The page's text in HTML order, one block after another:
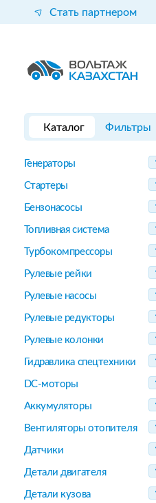
Стать партнером
Каталог Фильтры
Генераторы
Стартеры
Бензонасосы
Топливная система
Турбокомпрессоры
Рулевые рейки
Рулевые насосы
Рулевые редукторы
Рулевые колонки
Гидравлика спецтехники
DC-моторы
Аккумуляторы
Вентиляторы отопителя
Датчики
Детали двигателя
Детали кузова